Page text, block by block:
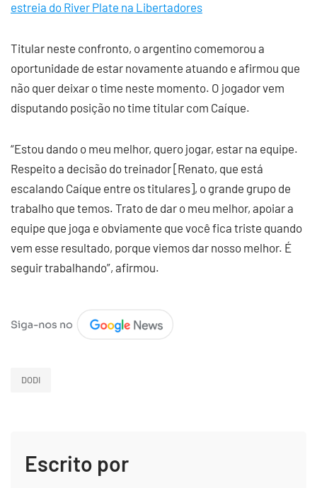
estreia do River Plate na Libertadores
Titular neste confronto, o argentino comemorou a
oportunidade de estar novamente atuando e afirmou que
não quer deixar o time neste momento. O jogador vem
disputando posição no time titular com Caíque.
“Estou dando o meu melhor, quero jogar, estar na equipe.
Respeito a decisão do treinador [Renato, que está
escalando Caíque entre os titulares], o grande grupo de
trabalho que temos. Trato de dar o meu melhor, apoiar a
equipe que joga e obviamente que você fica triste quando
vem esse resultado, porque viemos dar nosso melhor. É
seguir trabalhando”, afirmou.
DODI
Escrito por